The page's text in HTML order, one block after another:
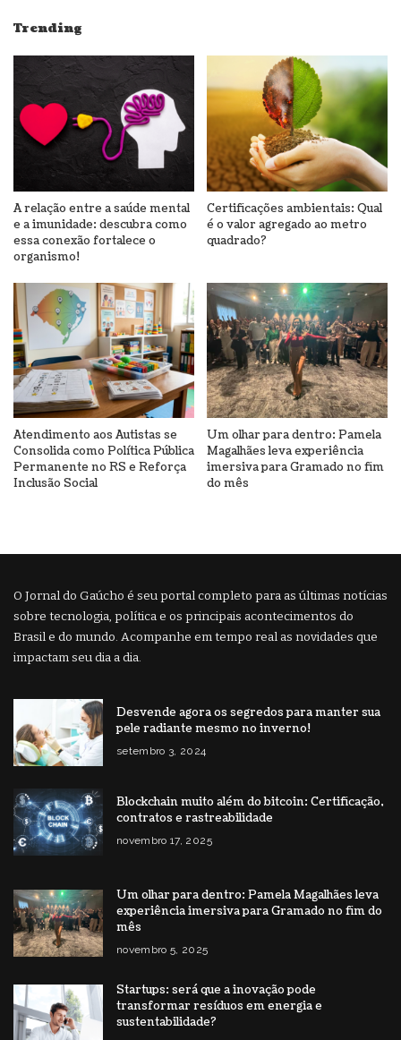
Trending
A relação entre a saúde mental
e a imunidade: descubra como
essa conexão fortalece o
organismo!
Certificações ambientais: Qual
é o valor agregado ao metro
quadrado?
Atendimento aos Autistas se
Consolida como Política Pública
Permanente no RS e Reforça
Inclusão Social
Um olhar para dentro: Pamela
Magalhães leva experiência
imersiva para Gramado no fim
do mês
O Jornal do Gaúcho é seu portal completo para as últimas notícias
sobre tecnologia, política e os principais acontecimentos do
Brasil e do mundo. Acompanhe em tempo real as novidades que
impactam seu dia a dia.
Desvende agora os segredos para manter sua
pele radiante mesmo no inverno!
setembro 3, 2024
Blockchain muito além do bitcoin: Certificação,
contratos e rastreabilidade
novembro 17, 2025
Um olhar para dentro: Pamela Magalhães leva
experiência imersiva para Gramado no fim do
mês
novembro 5, 2025
Startups: será que a inovação pode
transformar resíduos em energia e
sustentabilidade?